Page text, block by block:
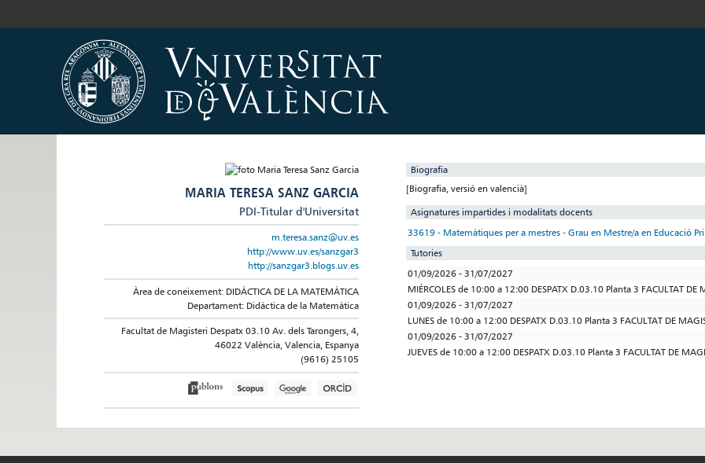
MARIA TERESA SANZ GARCIA
PDI-Titular d'Universitat
m.teresa.sanz@uv.es
http://www.uv.es/sanzgar3
http://sanzgar3.blogs.uv.es
Àrea de coneixement: DIDÀCTICA DE LA MATEMÀTICA
Departament: Didàctica de la Matemàtica
Facultat de Magisteri Despatx 03.10 Av. dels Tarongers, 4,
46022 València, Valencia, Espanya
(9616) 25105
Biografia
[Biografia, versió en valencià]
Asignatures impartides i modalitats docents
33619 - Matemàtiques per a mestres - Grau en Mestre/a en Educació
Tutories
01/09/2026 - 31/07/2027
MIÉRCOLES de 10:00 a 12:00 DESPATX D.03.10 Planta 3 FACULTAT DE
01/09/2026 - 31/07/2027
LUNES de 10:00 a 12:00 DESPATX D.03.10 Planta 3 FACULTAT DE
01/09/2026 - 31/07/2027
JUEVES de 10:00 a 12:00 DESPATX D.03.10 Planta 3 FACULTAT DE